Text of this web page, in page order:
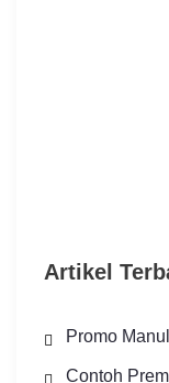
Artikel
Promo
Contoh